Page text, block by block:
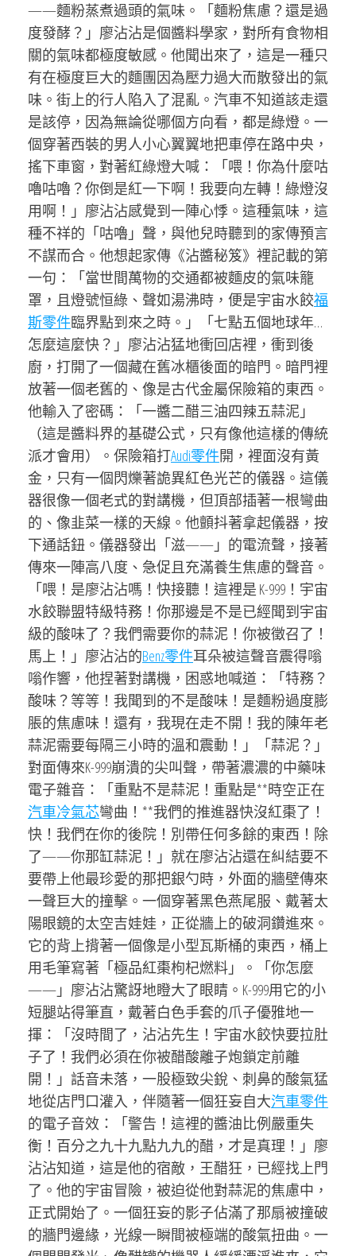
——麵粉蒸煮過頭的氣味。「麵粉焦慮？還是過
度發酵？」廖沾沾是個醬料學家，對所有食物相
關的氣味都極度敏感。他聞出來了，這是一種只
有在極度巨大的麵團因為壓力過大而散發出的氣
味。街上的行人陷入了混亂。汽車不知道該走還
是該停，因為無論從哪個方向看，都是綠燈。一
個穿著西裝的男人小心翼翼地把車停在路中央，
搖下車窗，對著紅綠燈大喊：「喂！你為什麼咕
嚕咕嚕？你倒是紅一下啊！我要向左轉！綠燈沒
用啊！」廖沾沾感覺到一陣心悸。這種氣味，這
種不祥的「咕嚕」聲，與他兒時聽到的家傳預言
不謀而合。他想起家傳《沾醬秘笈》裡記載的第
一句：「當世間萬物的交通都被麵皮的氣味籠
罩，且燈號恒綠、聲如湯沸時，便是宇宙水餃福
斯零件臨界點到來之時。」「七點五個地球年…
怎麼這麼快？」廖沾沾猛地衝回店裡，衝到後
廚，打開了一個藏在舊冰櫃後面的暗門。暗門裡
放著一個老舊的、像是古代金屬保險箱的東西。
他輸入了密碼：「一醬二醋三油四辣五蒜泥」
（這是醬料界的基礎公式，只有像他這樣的傳統
派才會用）。保險箱打Audi零件開，裡面沒有黃
金，只有一個閃爍著詭異紅色光芒的儀器。這儀
器很像一個老式的對講機，但頂部插著一根彎曲
的、像韭菜一樣的天線。他顫抖著拿起儀器，按
下通話鈕。儀器發出「滋——」的電流聲，接著
傳來一陣高八度、急促且充滿養生焦慮的聲音。
「喂！是廖沾沾嗎！快接聽！這裡是 K-999！宇宙
水餃聯盟特級特務！你那邊是不是已經聞到宇宙
級的酸味了？我們需要你的蒜泥！你被徵召了！
馬上！」廖沾沾的Benz零件耳朵被這聲音震得嗡
嗡作響，他捏著對講機，困惑地喊道：「特務？
酸味？等等！我聞到的不是酸味！是麵粉過度膨
脹的焦慮味！還有，我現在走不開！我的陳年老
蒜泥需要每隔三小時的溫和震動！」「蒜泥？」
對面傳來K-999崩潰的尖叫聲，帶著濃濃的中藥味
電子雜音：「重點不是蒜泥！重點是**時空正在
汽車冷氣芯彎曲！**我們的推進器快沒紅棗了！
快！我們在你的後院！別帶任何多餘的東西！除
了——你那缸蒜泥！」就在廖沾沾還在糾結要不
要帶上他最珍愛的那把銀勺時，外面的牆壁傳來
一聲巨大的撞擊。一個穿著黑色燕尾服、戴著太
陽眼鏡的太空吉娃娃，正從牆上的破洞鑽進來。
它的背上揹著一個像是小型瓦斯桶的東西，桶上
用毛筆寫著「極品紅棗枸杞燃料」。「你怎麼
——」廖沾沾驚訝地瞪大了眼睛。K-999用它的小
短腿站得筆直，戴著白色手套的爪子優雅地一
揮：「沒時間了，沾沾先生！宇宙水餃快要拉肚
子了！我們必須在你被醋酸離子炮鎖定前離
開！」話音未落，一股極致尖銳、刺鼻的酸氣猛
地從店門口灌入，伴隨著一個狂妄自大汽車零件
的電子音效：「警告！這裡的醬油比例嚴重失
衡！百分之九十九點九九的醋，才是真理！」廖
沾沾知道，這是他的宿敵，王醋狂，已經找上門
了。他的宇宙冒險，被迫從他對蒜泥的焦慮中，
正式開始了。一個狂妄的影子佔滿了那扇被撞破
的牆門邊緣，光線一瞬間被極端的酸氣扭曲。一